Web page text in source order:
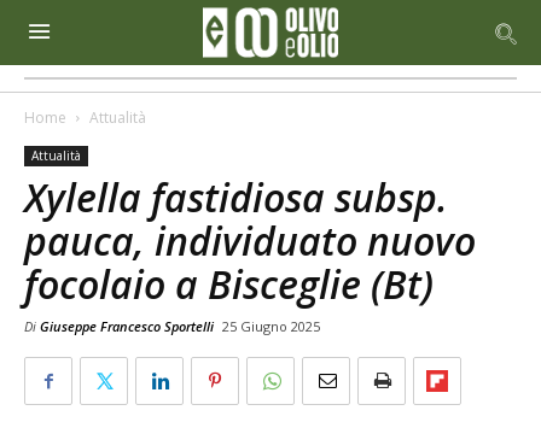
Home Attualità
Attualità
Xylella fastidiosa subsp.
pauca, individuato nuovo
focolaio a Bisceglie (Bt)
Di Giuseppe Francesco Sportelli 25 Giugno 2025